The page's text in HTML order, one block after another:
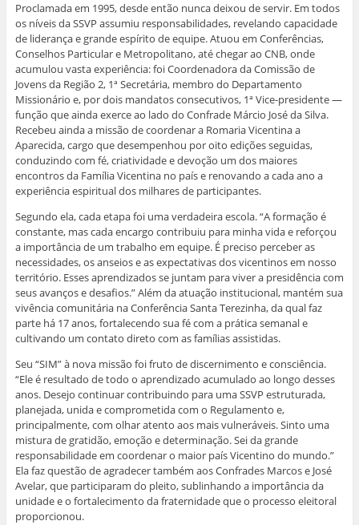
Proclamada em 1995, desde então nunca deixou de servir. Em todos
os níveis da SSVP assumiu responsabilidades, revelando capacidade
de liderança e grande espírito de equipe. Atuou em Conferências,
Conselhos Particular e Metropolitano, até chegar ao CNB, onde
acumulou vasta experiência: foi Coordenadora da Comissão de
Jovens da Região 2, 1ª Secretária, membro do Departamento
Missionário e, por dois mandatos consecutivos, 1ª Vice-presidente —
função que ainda exerce ao lado do Confrade Márcio José da Silva.
Recebeu ainda a missão de coordenar a Romaria Vicentina a
Aparecida, cargo que desempenhou por oito edições seguidas,
conduzindo com fé, criatividade e devoção um dos maiores
encontros da Família Vicentina no país e renovando a cada ano a
experiência espiritual dos milhares de participantes.
Segundo ela, cada etapa foi uma verdadeira escola. “A formação é
constante, mas cada encargo contribuiu para minha vida e reforçou
a importância de um trabalho em equipe. É preciso perceber as
necessidades, os anseios e as expectativas dos vicentinos em nosso
território. Esses aprendizados se juntam para viver a presidência com
seus avanços e desafios.” Além da atuação institucional, mantém sua
vivência comunitária na Conferência Santa Terezinha, da qual faz
parte há 17 anos, fortalecendo sua fé com a prática semanal e
cultivando um contato direto com as famílias assistidas.
Seu “SIM” à nova missão foi fruto de discernimento e consciência.
“Ele é resultado de todo o aprendizado acumulado ao longo desses
anos. Desejo continuar contribuindo para uma SSVP estruturada,
planejada, unida e comprometida com o Regulamento e,
principalmente, com olhar atento aos mais vulneráveis. Sinto uma
mistura de gratidão, emoção e determinação. Sei da grande
responsabilidade em coordenar o maior país Vicentino do mundo.”
Ela faz questão de agradecer também aos Confrades Marcos e José
Avelar, que participaram do pleito, sublinhando a importância da
unidade e o fortalecimento da fraternidade que o processo eleitoral
proporcionou.